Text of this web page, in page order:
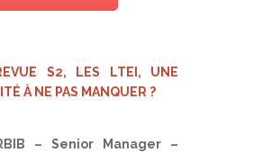
S2, LES LTEI, UNE
À NE PAS MANQUER ?
– Senior Manager –